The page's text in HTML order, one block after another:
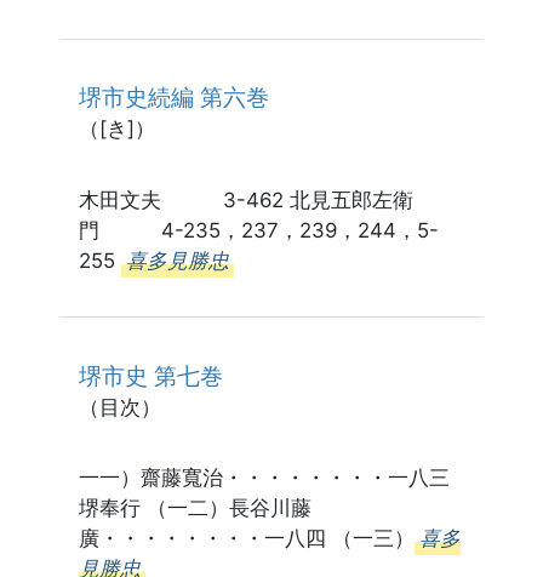
堺市史続編 第六巻
（[き]）
木田文夫 3-462 北見五郎左衛
門 4-235，237，239，244，5-
255 喜多見勝忠
堺市史 第七巻
（目次）
一一）齋藤寬治・・・・・・・・一八三
堺奉行 （一二）長谷川藤
廣・・・・・・・・一八四 （一三） 喜多
見勝忠